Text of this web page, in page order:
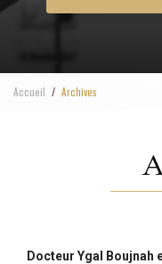
Accueil Archives
Docteur Ygal